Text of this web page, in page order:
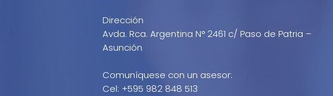
Dirección
Avda. Rca. Argentina N° 2461 c/ Paso de Patria –
Asunción
Comuníquese con un asesor:
Cel: +595 982 848 513